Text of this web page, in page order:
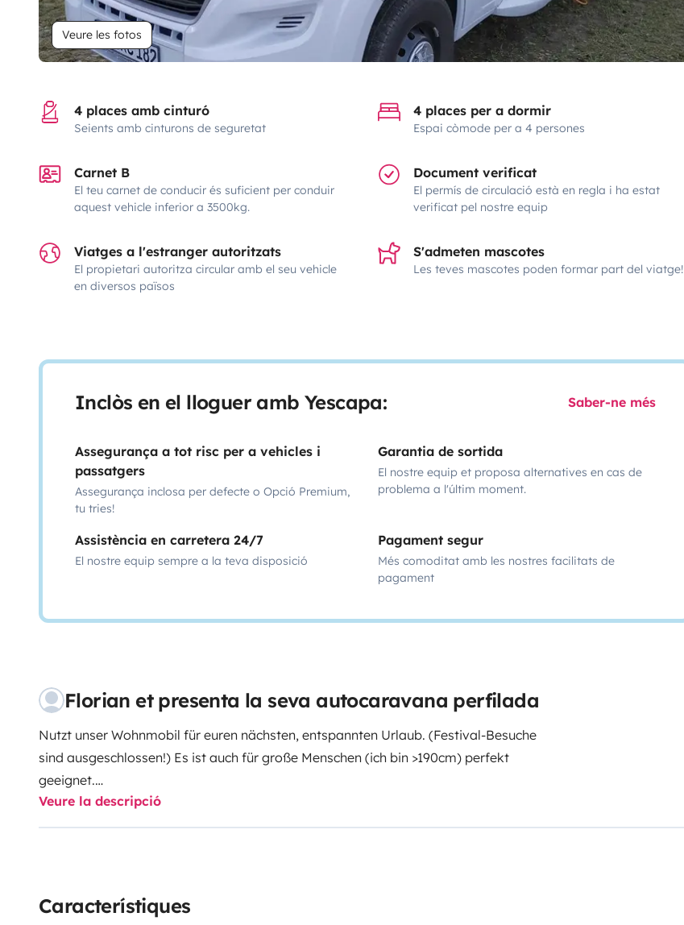
Veure les fotos
4 places amb cinturó
Seients amb cinturons de seguretat
4 places per a dormir
Espai còmode per a 4 persones
Carnet B
El teu carnet de conducir és suficient per conduir
aquest vehicle inferior a 3500kg.
Document verificat
El permís de circulació està en regla i ha estat
verificat pel nostre equip
Viatges a l'estranger autoritzats
El propietari autoritza circular amb el seu vehicle
en diversos països
S'admeten mascotes
Les teves mascotes poden formar part del viatge!
Inclòs en el lloguer amb Yescapa: Saber-ne més
Assegurança a tot risc per a vehicles i
passatgers
Assegurança inclosa per defecte o Opció Premium,
tu tries!
Garantia de sortida
El nostre equip et proposa alternatives en cas de
problema a l'últim moment.
Assistència en carretera 24/7
El nostre equip sempre a la teva disposició
Pagament segur
Més comoditat amb les nostres facilitats de
pagament
Florian et presenta la seva autocaravana perfilada
Nutzt unser Wohnmobil für euren nächsten, entspannten Urlaub. (Festival-Besuche
sind ausgeschlossen!) Es ist auch für große Menschen (ich bin >190cm) perfekt
geeignet.
Es gibt ein französisches Bett im Heck (201cm lang, 133cm (am Fußende 103cm) breit)
Seltenheit.
Veure la descripció
Característiques